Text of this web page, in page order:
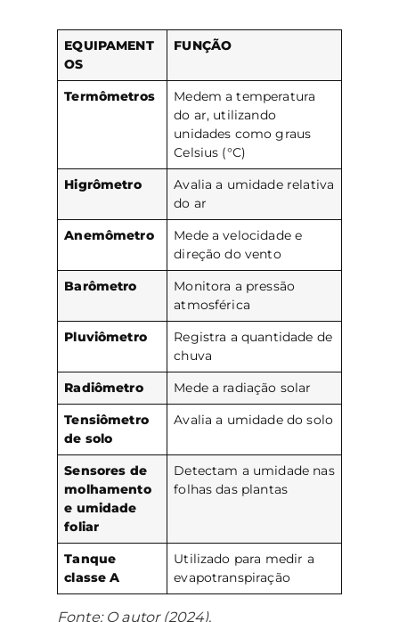
EQUIPAMENT
OS
FUNÇÃO
Termômetros
Medem a temperatura
do ar, utilizando
unidades como graus
Celsius (°C)
Higrômetro
Avalia a umidade relativa
do ar
Anemômetro
Mede a velocidade e
direção do vento
Barômetro
Monitora a pressão
atmosférica
Pluviômetro
Registra a quantidade de
chuva
Radiômetro
Mede a radiação solar
Tensiômetro
de solo
Avalia a umidade do solo
Sensores de
molhamento
e umidade
foliar
Detectam a umidade nas
folhas das plantas
Tanque
classe A
Utilizado para medir a
evapotranspiração
Fonte: O autor (2024).